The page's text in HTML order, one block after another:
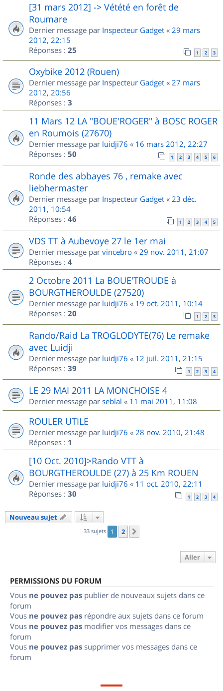
[31 mars 2012] -> Vétété en forêt de
Roumare
Dernier message par Inspecteur Gadget « 29 mars
2012, 22:15
Réponses : 25 1 2 3
Oxybike 2012 (Rouen)
Dernier message par Inspecteur Gadget « 27 mars
2012, 20:56
Réponses : 3
11 Mars 12 LA "BOUE'ROGER" à BOSC ROGER
en Roumois (27670)
Dernier message par luidji76 « 16 mars 2012, 22:27
Réponses : 50 1 2 3 4 5 6
Ronde des abbayes 76 , remake avec
liebhermaster
Dernier message par Inspecteur Gadget « 23 déc.
2011, 10:54
Réponses : 46 1 2 3 4 5
VDS TT à Aubevoye 27 le 1er mai
Dernier message par vincebro « 29 nov. 2011, 21:07
Réponses : 4
2 Octobre 2011 La BOUE'TROUDE à
BOURGTHEROULDE (27520)
Dernier message par luidji76 « 19 oct. 2011, 10:14
Réponses : 20 1 2 3
Rando/Raid La TROGLODYTE(76) Le remake
avec Luidji
Dernier message par luidji76 « 12 juil. 2011, 21:15
Réponses : 39 1 2 3 4
LE 29 MAI 2011 LA MONCHOISE 4
Dernier message par seblal « 11 mai 2011, 11:08
ROULER UTILE
Dernier message par luidji76 « 28 nov. 2010, 21:48
Réponses : 1
[10 Oct. 2010]>Rando VTT à
BOURGTHEROULDE (27) à 25 Km ROUEN
Dernier message par luidji76 « 11 oct. 2010, 22:11
Réponses : 30 1 2 3 4
Nouveau sujet
33 sujets 1 2
Aller
PERMISSIONS DU FORUM
Vous ne pouvez pas publier de nouveaux sujets dans ce
forum
Vous ne pouvez pas répondre aux sujets dans ce forum
Vous ne pouvez pas modifier vos messages dans ce
forum
Vous ne pouvez pas supprimer vos messages dans ce
forum